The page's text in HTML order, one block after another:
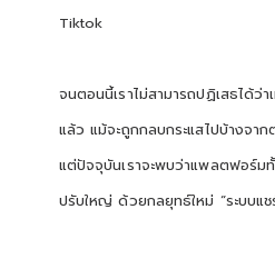
Tiktok
จนตอนนี้เราไม่สามารถปฏิเสธได้ว่
แล้ว แม้จะถูกกลบกระแสไปบ้างจา
แต่ปัจจุบันเราจะพบว่าแพลตฟอร์ม
ปรับใหญ่ ด้วยกลยุทธ์ใหม่ “ระบบแช